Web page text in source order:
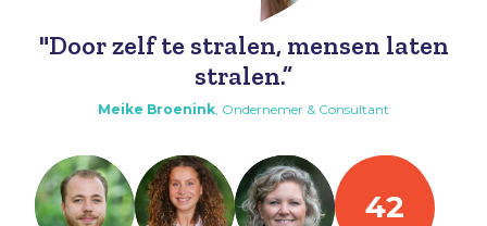
Door zelf te stralen, mensen laten
stralen.
Meike Broenink Ondernemer & Consultant
42